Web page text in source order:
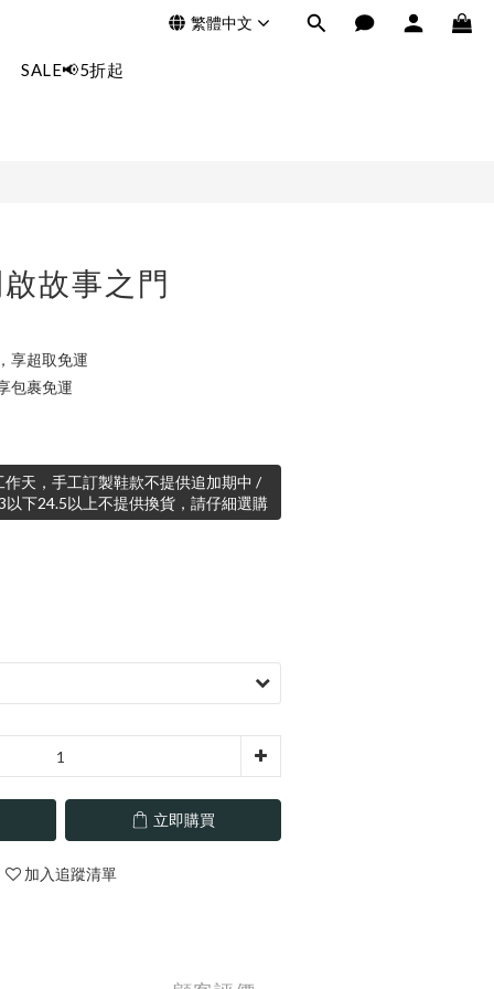
繁體中文
SALE📢5折起
故事之門
享超取免運
包裹免運
天，手工訂製鞋款不提供追加期中 /
下24.5以上不提供換貨，請仔細選購
立即購買
加入追蹤清單
立即購買